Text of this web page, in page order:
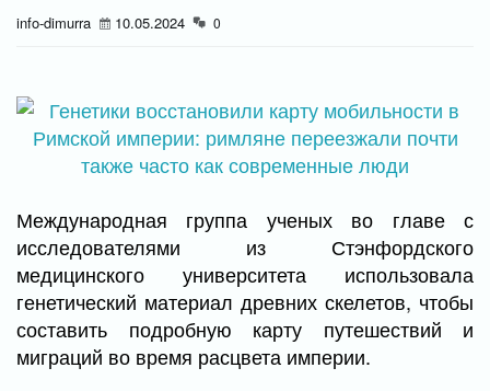
info-dimurra 10.05.2024 0
Международная группа ученых во главе с
исследователями из Стэнфордского
медицинского университета использовала
генетический материал древних скелетов, чтобы
составить подробную карту путешествий и
миграций во время расцвета империи.